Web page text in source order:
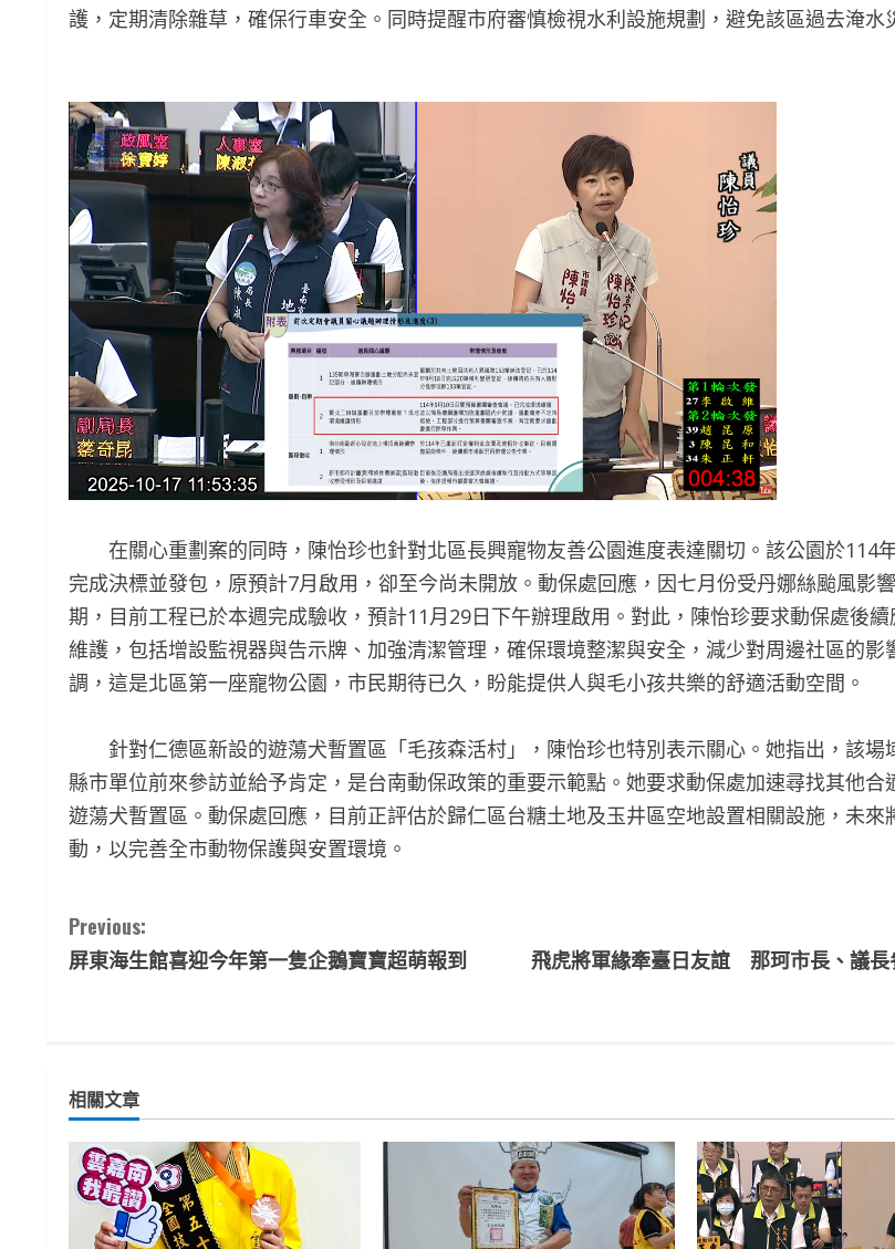
護，定期清除雜草，確保行車安全。同時提醒市府審慎檢視水利設施規劃，避免該區過去淹水
在關心重劃案的同時，陳怡珍也針對北區長興寵物友善公園進度表達關切。該公園於114
完成決標並發包，原預計7月啟用，卻至今尚未開放。動保處回應，因七月份受丹娜絲颱風影
期，目前工程已於本週完成驗收，預計11月29日下午辦理啟用。對此，陳怡珍要求動保處後
維護，包括增設監視器與告示牌、加強清潔管理，確保環境整潔與安全，減少對周邊社區的影
調，這是北區第一座寵物公園，市民期待已久，盼能提供人與毛小孩共樂的舒適活動空間。
針對仁德區新設的遊蕩犬暫置區「毛孩森活村」，陳怡珍也特別表示關心。她指出，該場
縣市單位前來參訪並給予肯定，是台南動保政策的重要示範點。她要求動保處加速尋找其他合
遊蕩犬暫置區。動保處回應，目前正評估於歸仁區台糖土地及玉井區空地設置相關設施，未來
動，以完善全市動物保護與安置環境。
C
o
i
n
u
Previous:
屏東海生館喜迎今年第一隻企鵝寶寶超萌報到
飛虎將軍緣牽臺日友誼 那珂市長、議長
相關文章